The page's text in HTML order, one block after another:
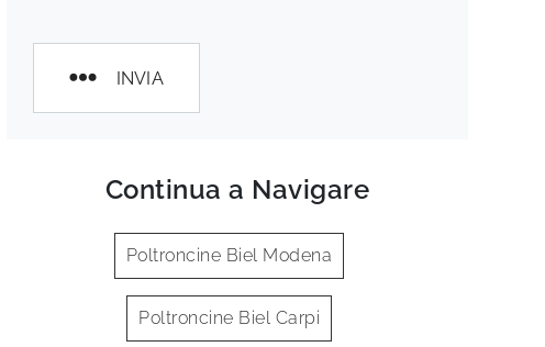
INVIA
Continua a Navigare
Poltroncine Biel Modena
Poltroncine Biel Carpi